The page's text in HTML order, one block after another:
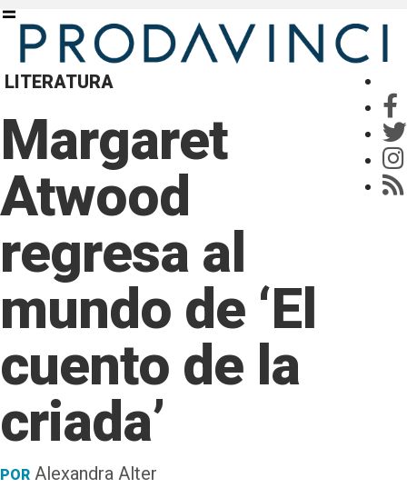
LITERATURA
Margaret
Atwood
regresa al
mundo de ‘El
cuento de la
criada’
POR Alexandra Alter